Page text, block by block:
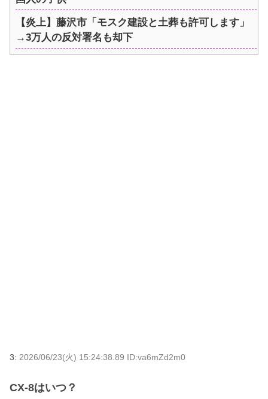
【炎上】藤沢市「モスク建設と土葬も許可します」
→3万人の反対署名も却下
3: 2026/06/23(火) 15:24:38.89 ID:va6mZd2m0
CX-8はいつ？